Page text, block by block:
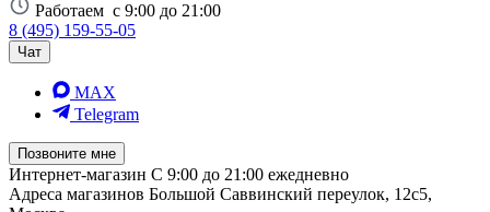
Работаем с 9:00 до 21:00
8 (495) 159-55-05
Чат
MAX
Telegram
Позвоните мне
Интернет-магазин С 9:00 до 21:00 ежедневно
Адреса магазинов Большой Саввинский переулок, 12с5,